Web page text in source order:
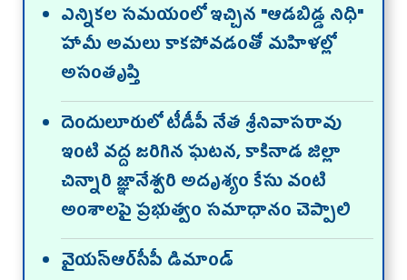
ఎన్నికల సమయంలో ఇచ్చిన "ఆడబిడ్డ నిధి"
హామీ అమలు కాకపోవడంతో మహిళల్లో
అసంతృప్తి
దెందులూరులో టీడీపీ నేత శ్రీనివాసరావు
ఇంటి వద్ద జరిగిన ఘటన, కాకినాడ జిల్లా
చిన్నారి జ్ఞానేశ్వరి అదృశ్యం కేసు వంటి
అంశాలపై ప్రభుత్వం సమాధానం చెప్పాలి
వైయ‌స్ఆర్‌సీపీ డిమాండ్